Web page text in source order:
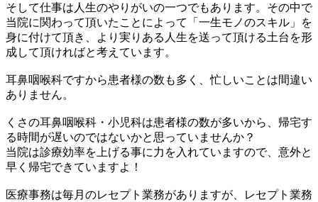
そして仕事は人生のやりがいの一つでもあります。その中で
当院に関わって頂いたことによって「一生モノのスキル」を
身に付けて頂き、より実りある人生を送って頂ける土台を形
成して頂ければと考えています。
耳鼻咽喉科ですから患者様の数も多く、忙しいことは間違い
ありません。
くさの耳鼻咽喉科・小児科は患者様の数が多いから、帰宅す
る時間が遅いのではないかと思っていませんか？
当院は診療効率を上げる事に力を入れていますので、意外と
早く帰宅できていますよ！
医療事務は毎月のレセプト業務がありますが、レセプト業務